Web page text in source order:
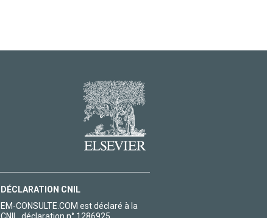
DÉCLARATION CNIL
EM-CONSULTE.COM est déclaré à la